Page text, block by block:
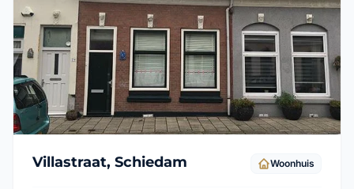
Villastraat, Schiedam Woonhuis